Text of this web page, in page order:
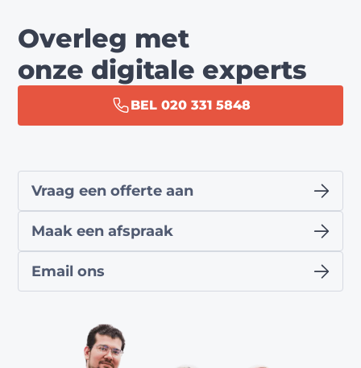
Overleg met
onze digitale experts
BEL 020 331 5848
Vraag een offerte aan
Maak een afspraak
Email ons